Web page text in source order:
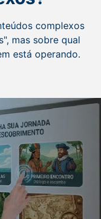
complexos
mas sobre qual
está operando.